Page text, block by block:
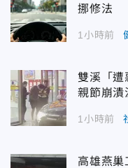
挪修法
1小時前
雙溪「遭
親節崩潰
1小時前
高雄燕巢